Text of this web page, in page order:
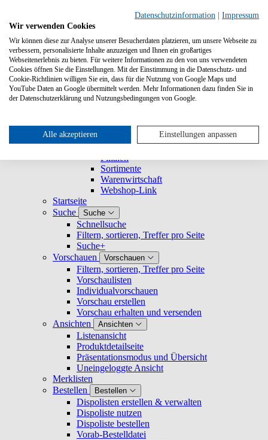
Buchhandlungen Buchhandlungen
Registrieren und Login
Nutzerprofil
Nutzerprofil
Mein Profil
Mein Unternehmen
Mein Unternehmen
Rechtesets
Gruppen
Verbundene Unternehmen
Warengruppen
Filialen
Sortimente
Warenwirtschaft
Webshop-Link
Startseite
Suche
Suche
Schnellsuche
Filtern, sortieren, Treffer pro Seite
Suche+
Vorschauen
Vorschauen
Filtern, sortieren, Treffer pro Seite
Vorschaulisten
Individualvorschauen
Vorschau erstellen
Vorschau erhalten und versenden
Ansichten
Ansichten
Listenansicht
Produktdetailseite
Präsentationsmodus und Übersicht
Uneingeloggte Ansicht
Merklisten
Bestellen
Bestellen
Dispolisten erstellen & verwalten
Dispoliste nutzen
Dispoliste bestellen
Vorab-Bestelldatei
Datenschutzinformation
Impressum
Wir verwenden Cookies
Wir können diese zur Analyse unserer Besucherdaten platzieren, um unsere Webseite zu
verbessern, personalisierte Inhalte anzuzeigen und Ihnen ein großartiges
Webseitenerlebnis zu bieten. Für weitere Informationen zu den von uns verwendeten
Cookies öffnen Sie die Einstellungen. Mit der Einstimmung in die Datenschutz- und
Cookie-Richtlinien willigen Sie ein, dass für die Nutzung von Google Maps und
YouTube Daten an Google übermittelt werden. Mehr Informationen dazu finden Sie in
der Datenschutzerklärung und Nutzungsbedingungen von Google.
Alle akzeptieren Einstellungen anpassen